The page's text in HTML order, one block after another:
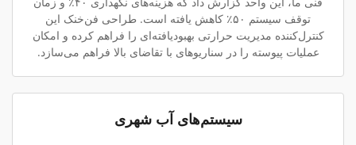
توقف سیستم ۵۰٪ کاهش یافته است. طراحی فن‌خنک این
کنترل‌کننده مدیریت حرارتی بهبودیافته‌ای را فراهم کرده و امکان
عملیات پیوسته را در سناریوهای با تقاضای بالا فراهم می‌سازد.
سیستم‌های آب شهری